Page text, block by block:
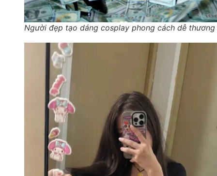
Người đẹp tạo dáng cosplay phong cách dễ thương